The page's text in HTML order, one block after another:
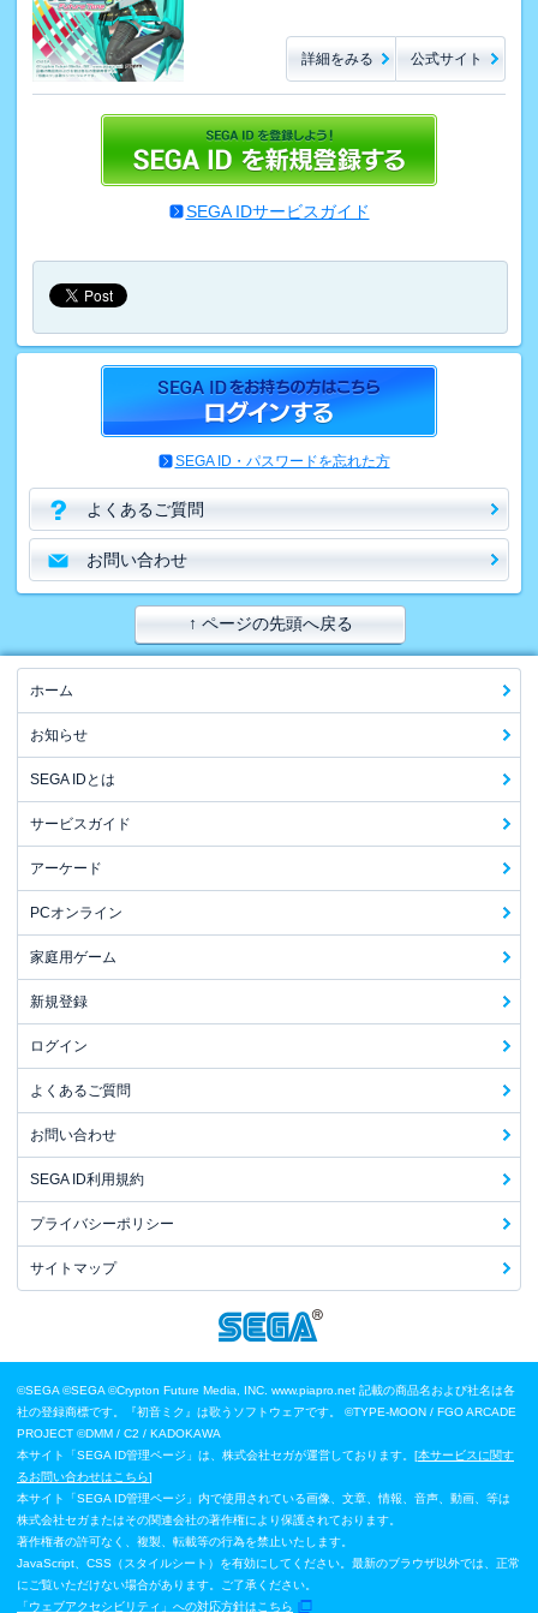
詳細をみる 公式サイト
SEGA IDサービスガイド
SEGA ID・パスワードを忘れた方
よくあるご質問
お問い合わせ
↑ ページの先頭へ戻る
ホーム
お知らせ
SEGA IDとは
サービスガイド
アーケード
PCオンライン
家庭用ゲーム
新規登録
ログイン
よくあるご質問
お問い合わせ
SEGA ID利用規約
プライバシーポリシー
サイトマップ
©SEGA ©SEGA ©Crypton Future Media, INC. www.piapro.net 記載の商品名および社名は各
社の登録商標です。『初音ミク』は歌うソフトウェアです。
©TYPE-MOON / FGO ARCADE
PROJECT ©DMM / C2 / KADOKAWA
本サイト「SEGA ID管理ページ」は、株式会社セガが運営しております。[本サービスに関す
るお問い合わせはこちら]
本サイト「SEGA ID管理ページ」内で使用されている画像、文章、情報、音声、動画、等は
株式会社セガまたはその関連会社の著作権により保護されております。
著作権者の許可なく、複製、転載等の行為を禁止いたします。
JavaScript、CSS（スタイルシート）を有効にしてください。最新のブラウザ以外では、正常
にご覧いただけない場合があります。ご了承ください。
「ウェブアクセシビリティ」への対応方針はこちら